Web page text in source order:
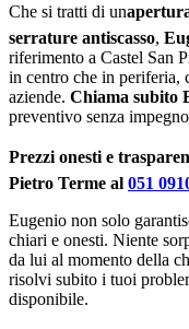
Che si tratti di un
serrature antiscasso,
riferimento a Castel San
in centro che in periferia,
aziende. Chiama subito
preventivo senza
Prezzi onesti e
Pietro Terme al 051
Eugenio non solo
chiari e onesti. Niente
da lui al momento della
risolvi subito i tuoi
disponibile.